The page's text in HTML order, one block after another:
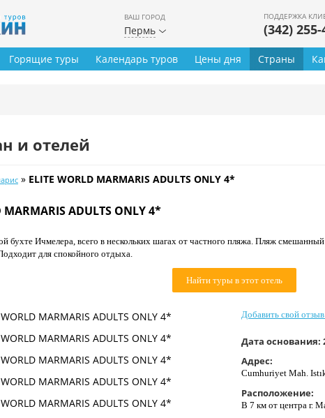
ВАШ ГОРОД
Пермь
ПОДДЕРЖКА
(342) 255-
Горящие туры Календарь туров Цены дня Страны
и отелей
» ELITE WORLD MARMARIS ADULTS ONLY 4*
MARMARIS ADULTS ONLY 4*
бухте Ичмелера, всего в нескольких шагах от частного пляжа. Пляж
для спокойного отдыха.
Найти туры в этот отель
Добавить свой
Дата основания:
Адрес:
Cumhuriyet Mah.
Расположение:
В 7 км от центра г.